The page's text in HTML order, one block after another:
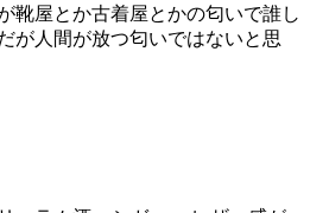
靴屋とか古着屋とかの匂いで誰し
が人間が放つ匂いではないと思